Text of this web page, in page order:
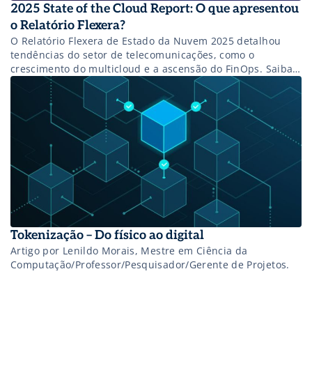
2025 State of the Cloud Report: O que apresentou
o Relatório Flexera?
O Relatório Flexera de Estado da Nuvem 2025 detalhou
tendências do setor de telecomunicações, como o
crescimento do multicloud e a ascensão do FinOps. Saiba
mais!
Tokenização – Do físico ao digital
Artigo por Lenildo Morais, Mestre em Ciência da
Computação/Professor/Pesquisador/Gerente de Projetos.